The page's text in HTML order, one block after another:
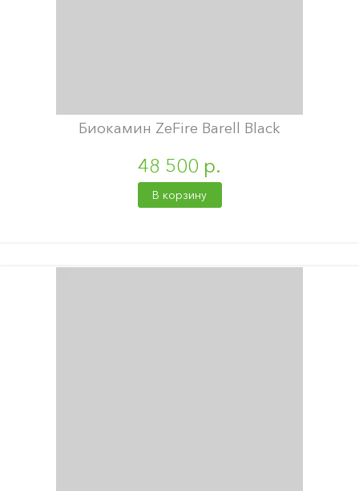
Биокамин ZeFire Barell Black
48 500 р.
В корзину